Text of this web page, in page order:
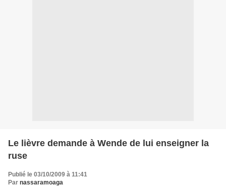
Le lièvre demande à Wende de lui enseigner la
ruse
Publié le 03/10/2009 à 11:41
Par nassaramoaga